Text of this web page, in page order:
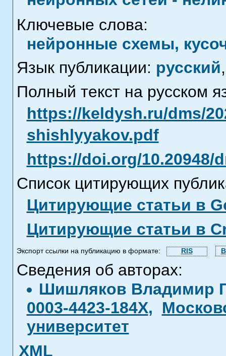
Ключевые слова:
нейронные схемы,
Язык публикации: русский,
Полный текст на русском
https://keldysh.ru/dms/
shishlyyakov.pdf
https://doi.org/10.20948/
Список цитирующих
Цитирующие статьи в
Цитирующие статьи в
Экспорт ссылки на публикацию в формате: RIS
Сведения об авторах:
Шишляков Владимир
0003-4423-184X,
университет
XML